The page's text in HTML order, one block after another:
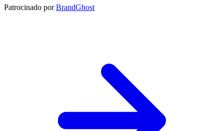
Patrocinado por BrandGhost